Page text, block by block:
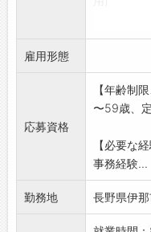
・管理業
業務。
*役員の運
*稀に外
*上記業務
います
※業務上パ
いません)
業務の変
雇用形態
応募資格
【年齢制
〜59歳、
【必要な経
事務経験...
勤務地 長野県伊